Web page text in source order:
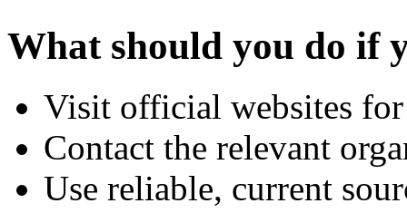
What should you do if
Visit official websites
Contact the relevant
Use reliable, current